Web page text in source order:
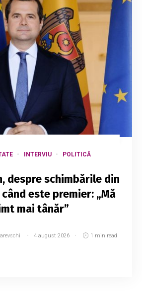
INTERVIU POLITICĂ
despre schimbările din
este premier: „Mă
mai tânăr”
4 august 2026 1 min read